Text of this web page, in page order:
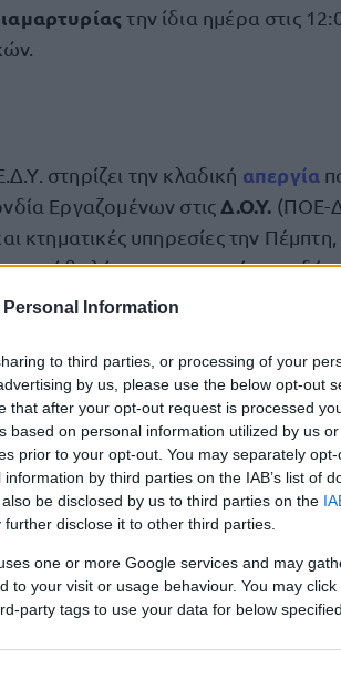
Information
to third parties, or processing of your
by us, please use the below opt-out
that after your opt-out request is processed
based on personal information utilized by us
prior to your opt-out. You may separately
by third parties on the IAB’s list of
be disclosed by us to third parties on the
further disclose it to other third parties.
one or more Google services and may
to your visit or usage behaviour. You may
party tags to use your data for below
την ίδια ημέρα στις
στηρίζει την κλαδική απεργία
Εργαζομένων στις Δ.Ο.Υ. (ΠΟΕ-
κτηματικές υπηρεσίες την
κάθε λόγο να απεργούν επειδή
που βιώνει η συντριπτική
την ίδρυση της ΑΑΔΕ το 2016, οι
στα δικαιώματά τους: Επικρατούν
κατακερματισμού των
σε μεγάλο βαθμό. Στις
δικαίωμα», ενώ η
ΚΕΦΟΔΕ, ΚΕΦΟΚ, ΕΛΚΕ κλπ σε